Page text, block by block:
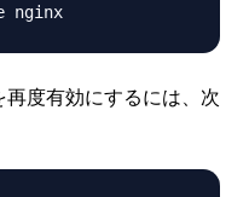
度有効にするには、次